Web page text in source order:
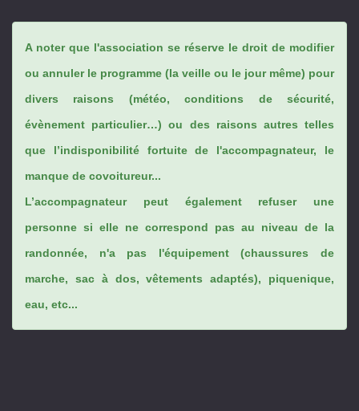
A noter que l'association se réserve le droit de modifier
ou annuler le programme (la veille ou le jour même) pour
divers raisons (météo, conditions de sécurité,
évènement particulier…) ou des raisons autres telles
que l’indisponibilité fortuite de l'accompagnateur, le
manque de covoitureur...
L’accompagnateur peut également refuser une
personne si elle ne correspond pas au niveau de la
randonnée, n'a pas l'équipement (chaussures de
marche, sac à dos, vêtements adaptés), piquenique,
eau, etc...